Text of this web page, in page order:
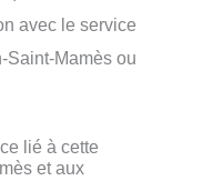
avec le service
Saint-Mamès ou
lié à cette
et aux